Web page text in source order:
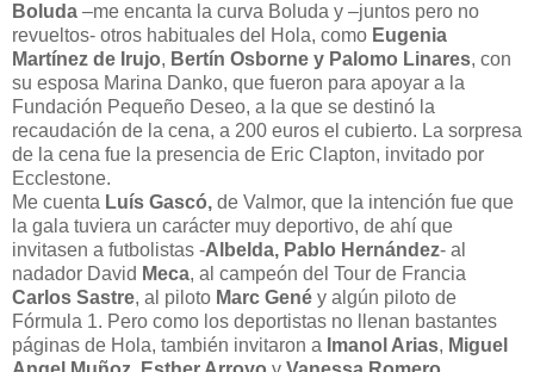
Boluda –me encanta la curva Boluda y –juntos pero no
revueltos- otros habituales del Hola, como Eugenia
Martínez de Irujo, Bertín Osborne y Palomo Linares, con
su esposa Marina Danko, que fueron para apoyar a la
Fundación Pequeño Deseo, a la que se destinó la
recaudación de la cena, a 200 euros el cubierto. La sorpresa
de la cena fue la presencia de Eric Clapton, invitado por
Ecclestone.
Me cuenta Luís Gascó, de Valmor, que la intención fue que
la gala tuviera un carácter muy deportivo, de ahí que
invitasen a futbolistas -Albelda, Pablo Hernández- al
nadador David Meca, al campeón del Tour de Francia
Carlos Sastre, al piloto Marc Gené y algún piloto de
Fórmula 1. Pero como los deportistas no llenan bastantes
páginas de Hola, también invitaron a Imanol Arias, Miguel